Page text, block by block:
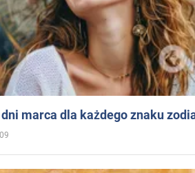
marca dla każdego znaku